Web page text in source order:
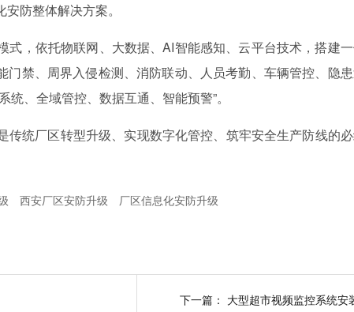
防整体解决方案。
，依托物联网、大数据、AI智能感知、云平台技术，搭建
门禁、周界入侵检测、消防联动、人员考勤、车辆管控、隐
、全域管控、数据互通、智能预警”。
统厂区转型升级、实现数字化管控、筑牢安全生产防线的
西安厂区安防升级
厂区信息化安防升级
下一篇：